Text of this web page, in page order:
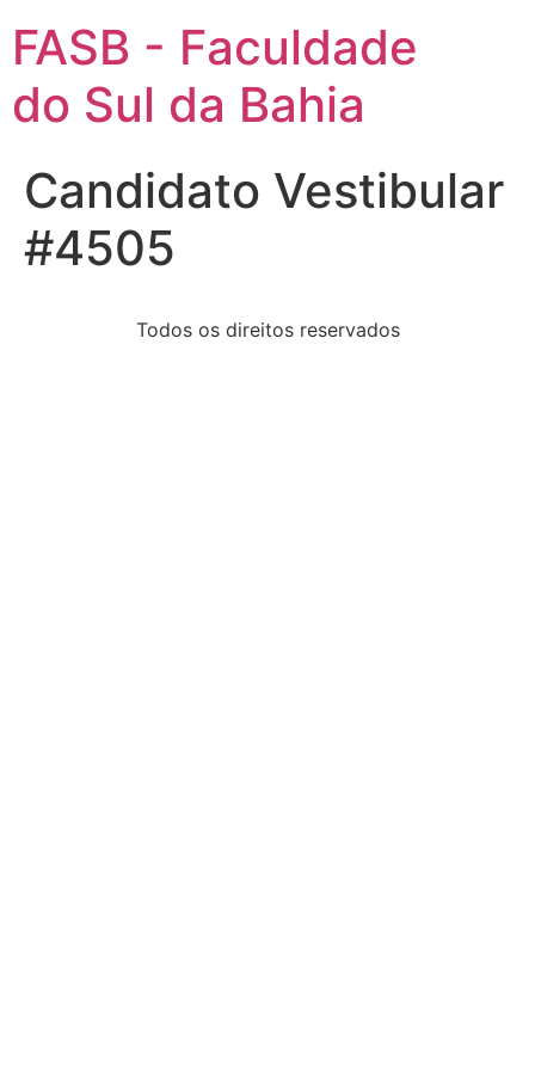
FASB - Faculdade
do Sul da Bahia
Candidato Vestibular
#4505
Todos os direitos reservados